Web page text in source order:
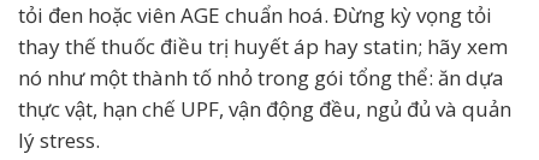
tỏi đen hoặc viên AGE chuẩn hoá. Đừng kỳ vọng tỏi
thay thế thuốc điều trị huyết áp hay statin; hãy xem
nó như một thành tố nhỏ trong gói tổng thể: ăn dựa
thực vật, hạn chế UPF, vận động đều, ngủ đủ và quản
lý stress.